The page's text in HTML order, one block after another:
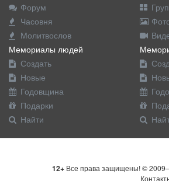
Форум
Часовня
Молитвослов
Мемориалы людей
Создать
Новые
Годовщина
Подарки
Найти
12+ Все права защищены! ©